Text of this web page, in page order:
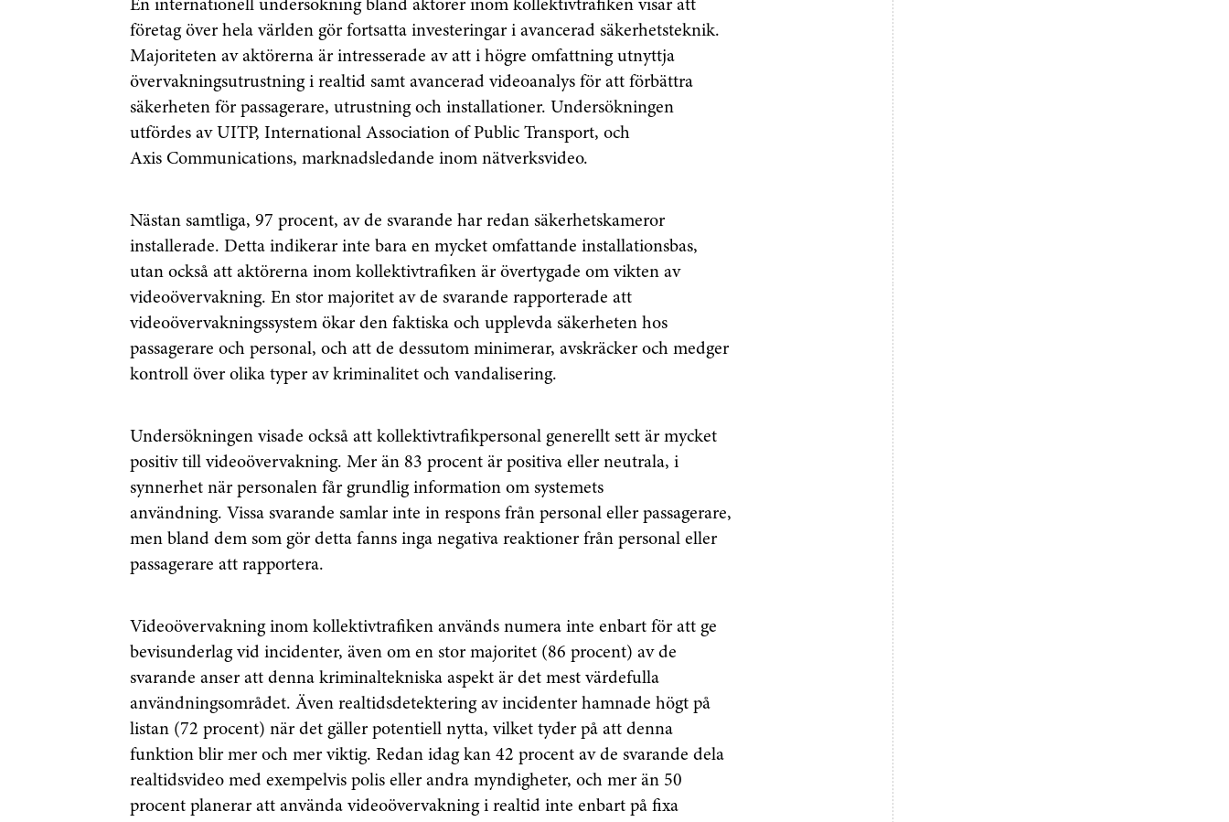
En internationell undersökning bland aktörer inom kollektivtrafiken visar att
företag över hela världen gör fortsatta investeringar i avancerad säkerhetsteknik.
Majoriteten av aktörerna är intresserade av att i högre omfattning utnyttja
övervakningsutrustning i realtid samt avancerad videoanalys för att förbättra
säkerheten för passagerare, utrustning och installationer. Undersökningen
utfördes av UITP, International Association of Public Transport, och
Axis Communications, marknadsledande inom nätverksvideo.
Nästan samtliga, 97 procent, av de svarande har redan säkerhetskameror
installerade. Detta indikerar inte bara en mycket omfattande installationsbas,
utan också att aktörerna inom kollektivtrafiken är övertygade om vikten av
videoövervakning. En stor majoritet av de svarande rapporterade att
videoövervakningssystem ökar den faktiska och upplevda säkerheten hos
passagerare och personal, och att de dessutom minimerar, avskräcker och medger
kontroll över olika typer av kriminalitet och vandalisering.
Undersökningen visade också att kollektivtrafikpersonal generellt sett är mycket
positiv till videoövervakning. Mer än 83 procent är positiva eller neutrala, i
synnerhet när personalen får grundlig information om systemets
användning. Vissa svarande samlar inte in respons från personal eller passagerare,
men bland dem som gör detta fanns inga negativa reaktioner från personal eller
passagerare att rapportera.
Videoövervakning inom kollektivtrafiken används numera inte enbart för att ge
bevisunderlag vid incidenter, även om en stor majoritet (86 procent) av de
svarande anser att denna kriminaltekniska aspekt är det mest värdefulla
användningsområdet. Även realtidsdetektering av incidenter hamnade högt på
listan (72 procent) när det gäller potentiell nytta, vilket tyder på att denna
funktion blir mer och mer viktig. Redan idag kan 42 procent av de svarande dela
realtidsvideo med exempelvis polis eller andra myndigheter, och mer än 50
procent planerar att använda videoövervakning i realtid inte enbart på fixa
Få den senaste
säkerhetsinformationen
först
Anmäl dig till vårt nyhetsbrev!
Prenumerera